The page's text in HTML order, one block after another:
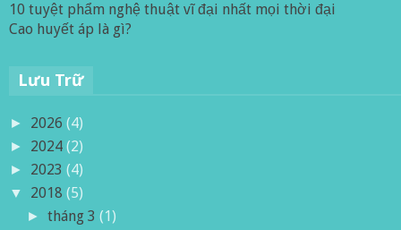
10 tuyệt phẩm nghệ thuật vĩ đại nhất mọi thời đại
Cao huyết áp là gì?
Lưu Trữ
► 2026 (4)
► 2024 (2)
► 2023 (4)
▼ 2018 (5)
►tháng 3(1)